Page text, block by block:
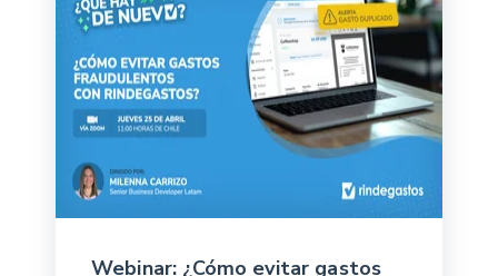
Webinar: ¿Cómo evitar gastos